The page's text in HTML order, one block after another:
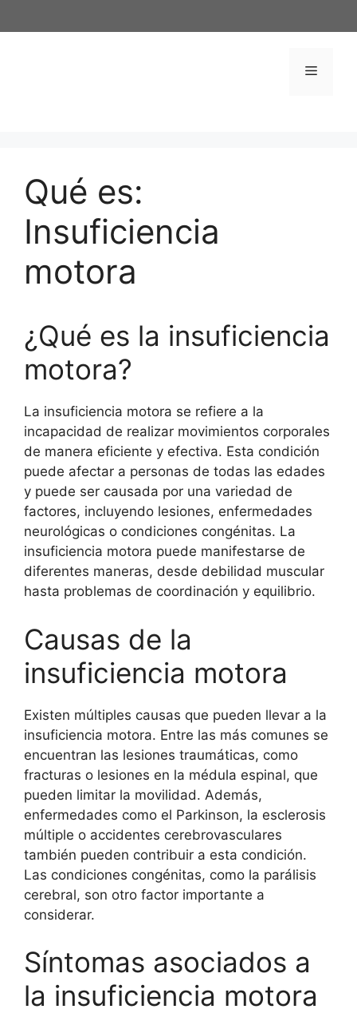
al
Menú
Qué es:
Insuficiencia
motora
¿Qué es la insuficiencia
motora?
La insuficiencia motora se refiere a la
incapacidad de realizar movimientos corporales
de manera eficiente y efectiva. Esta condición
puede afectar a personas de todas las edades
y puede ser causada por una variedad de
factores, incluyendo lesiones, enfermedades
neurológicas o condiciones congénitas. La
insuficiencia motora puede manifestarse de
diferentes maneras, desde debilidad muscular
hasta problemas de coordinación y equilibrio.
Causas de la
insuficiencia motora
Existen múltiples causas que pueden llevar a la
insuficiencia motora. Entre las más comunes se
encuentran las lesiones traumáticas, como
fracturas o lesiones en la médula espinal, que
pueden limitar la movilidad. Además,
enfermedades como el Parkinson, la esclerosis
múltiple o accidentes cerebrovasculares
también pueden contribuir a esta condición.
Las condiciones congénitas, como la parálisis
cerebral, son otro factor importante a
considerar.
Síntomas asociados a
la insuficiencia motora